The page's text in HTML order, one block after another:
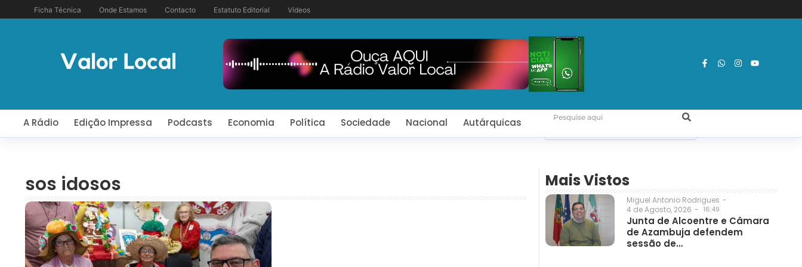
Ficha Técnica Onde Estamos Contacto Estatuto Editorial Vídeos
A Rádio Edição Impressa Podcasts Economia Política Sociedade Nacional Autárquicas
sos idosos Mais Vistos
Miguel Antonio Rodrigues -
4 de Agosto, 2026 - 16:49
Junta de Alcoentre e Câmara
de Azambuja defendem
sessão de…